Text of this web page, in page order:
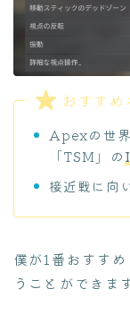
おすすめ
Apexの世
「TSM」の
接近戦に向
僕が1番おすす
うことができま